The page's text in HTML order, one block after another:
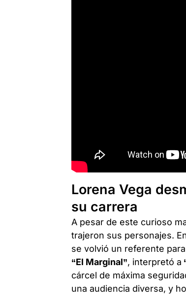
Lorena Vega
su carrera
A pesar de este curioso
trajeron sus personajes.
se volvió un referente
“El Marginal”, interpretó a
cárcel de máxima
una audiencia diversa, y